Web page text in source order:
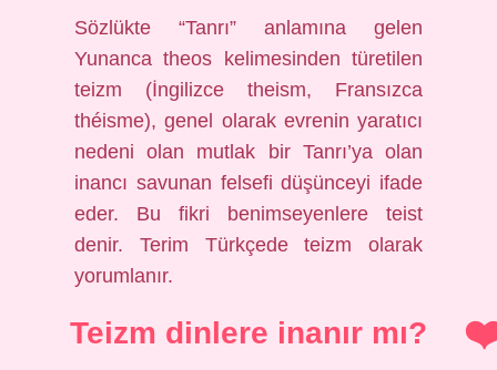
Sözlükte “Tanrı” anlamına gelen
Yunanca theos kelimesinden türetilen
teizm (İngilizce theism, Fransızca
théisme), genel olarak evrenin yaratıcı
nedeni olan mutlak bir Tanrı’ya olan
inancı savunan felsefi düşünceyi ifade
eder. Bu fikri benimseyenlere teist
denir. Terim Türkçede teizm olarak
yorumlanır.
Teizm dinlere inanır mı?